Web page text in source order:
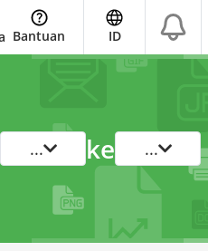
Bantuan ID
... ke ...